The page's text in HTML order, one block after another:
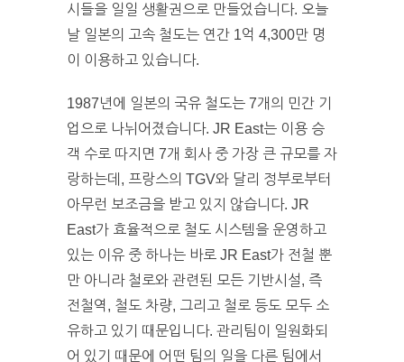
시들을 일일 생활권으로 만들었습니다. 오늘
날 일본의 고속 철도는 연간 1억 4,300만 명
이 이용하고 있습니다.
1987년에 일본의 국유 철도는 7개의 민간 기
업으로 나뉘어졌습니다. JR East는 이용 승
객 수로 따지면 7개 회사 중 가장 큰 규모를 자
랑하는데, 프랑스의 TGV와 달리 정부로부터
아무런 보조금을 받고 있지 않습니다. JR
East가 효율적으로 철도 시스템을 운영하고
있는 이유 중 하나는 바로 JR East가 전철 뿐
만 아니라 철로와 관련된 모든 기반시설, 즉
전철역, 철도 차량, 그리고 철로 등도 모두 소
유하고 있기 때문입니다. 관리팀이 일원화되
어 있기 때문에 어떤 팀의 일을 다른 팀에서